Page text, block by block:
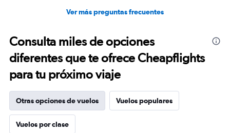
Ver más preguntas frecuentes
Consulta miles de opciones
diferentes que te ofrece Cheapflights
para tu próximo viaje
Otras opciones de vuelos Vuelos populares
Vuelos por clase